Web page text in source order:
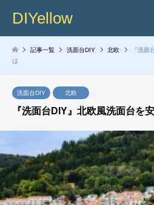
DIYellow
記事一覧 洗面台DIY 北欧
『洗面
は
洗面台DIY 北欧
『洗面台DIY』北欧風洗面台を